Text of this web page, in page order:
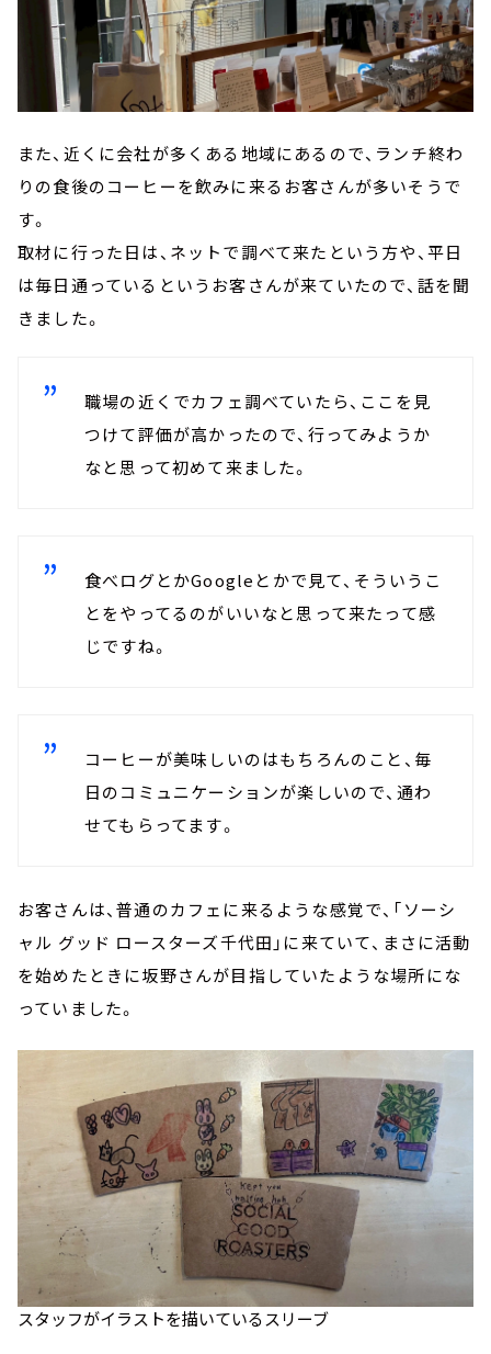
また、近くに会社が多くある地域にあるので、ランチ終わ
りの食後のコーヒーを飲みに来るお客さんが多いそうで
す。
取材に行った日は、ネットで調べて来たという方や、平日
は毎日通っているというお客さんが来ていたので、話を聞
きました。
職場の近くでカフェ調べていたら、ここを見
つけて評価が高かったので、行ってみようか
なと思って初めて来ました。
食べログとかGoogleとかで見て、そういうこ
とをやってるのがいいなと思って来たって感
じですね。
コーヒーが美味しいのはもちろんのこと、毎
日のコミュニケーションが楽しいので、通わ
せてもらってます。
お客さんは、普通のカフェに来るような感覚で、「ソーシ
ャル グッド ロースターズ千代田」に来ていて、まさに活動
を始めたときに坂野さんが目指していたような場所にな
っていました。
スタッフがイラストを描いているスリーブ